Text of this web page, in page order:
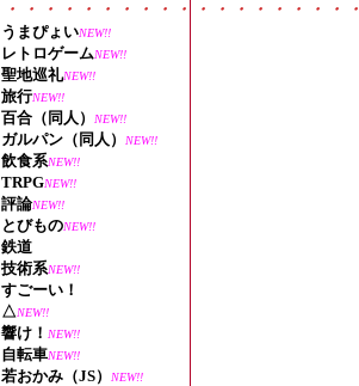
・・・・・・・・・・・・・・・・・・・
うまぴょいNEW!!
レトロゲームNEW!!
聖地巡礼NEW!!
旅行NEW!!
百合（同人） NEW!!
ガルパン（同人） NEW!!
飲食系NEW!!
TRPGNEW!!
評論NEW!!
とびものNEW!!
鉄道
技術系NEW!!
すごーい！
△NEW!!
響け！ NEW!!
自転車NEW!!
若おかみ（JS） NEW!!